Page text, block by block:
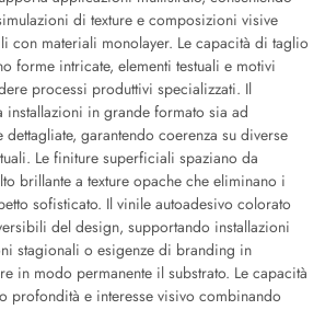
di texture e composizioni visive
con materiali monolayer. Le capacità di taglio
forme intricate, elementi testuali e motivi
processi produttivi specializzati. Il
installazioni in grande formato sia ad
garantendo coerenza su diverse
Le finiture superficiali spaziano da
brillante a texture opache che eliminano i
sofisticato. Il vinile autoadesivo colorato
del design, supportando installazioni
stagionali o esigenze di branding in
in modo permanente il substrato. Le capacità
profondità e interesse visivo combinando